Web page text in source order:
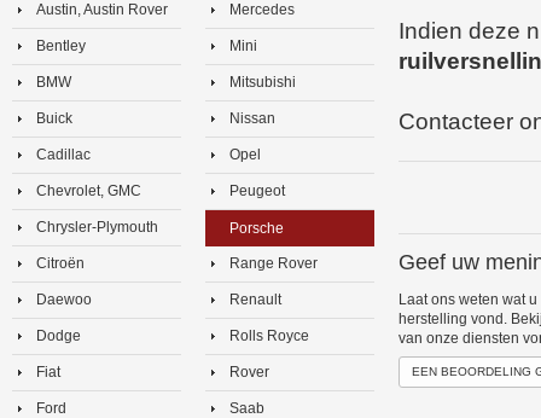
Austin, Austin Rover
Bentley
BMW
Buick
Cadillac
Chevrolet, GMC
Chrysler-Plymouth
Citroën
Daewoo
Dodge
Fiat
Ford
Mercedes
Mini
Mitsubishi
Nissan
Opel
Peugeot
Porsche
Range Rover
Renault
Rolls Royce
Rover
Saab
Indien deze
Contacteer
Geef uw
Laat ons weten wat
herstelling vond.
van onze diensten
EEN BEOORDELING